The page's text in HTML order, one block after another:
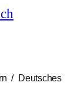
/ Deutsches